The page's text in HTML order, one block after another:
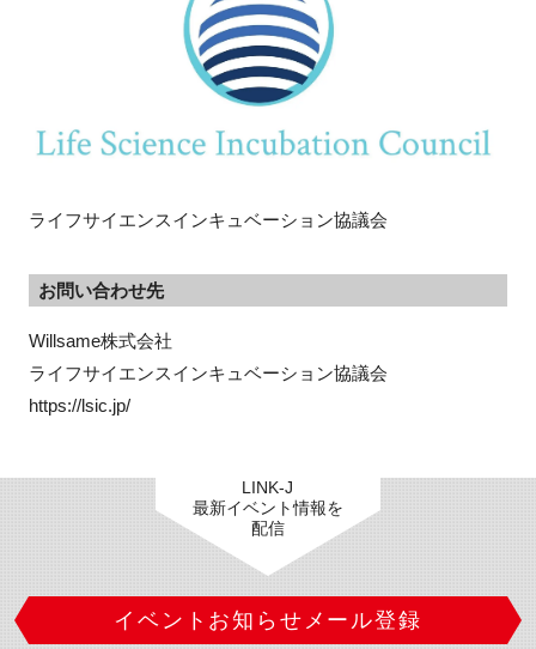
ライフサイエンスインキュベーション協議会
お問い合わせ先
Willsame株式会社
ライフサイエンスインキュベーション協議会
https://lsic.jp/
LINK-J
最新イベント情報を
配信
イベントお知らせメール登録